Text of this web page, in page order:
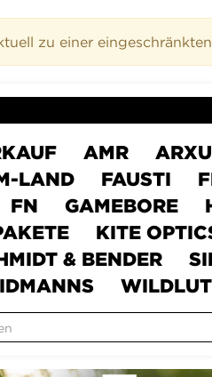
zu einer
AMR
LAND FAUSTI
FN GAMEBORE
KITE
& BENDER